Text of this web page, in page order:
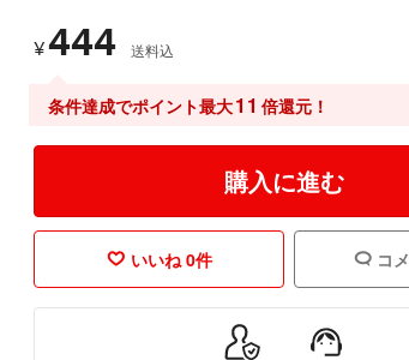
¥444 送料込
条件達成でポイント最大11 倍還元！
購入に進む
いいね 0件 コ